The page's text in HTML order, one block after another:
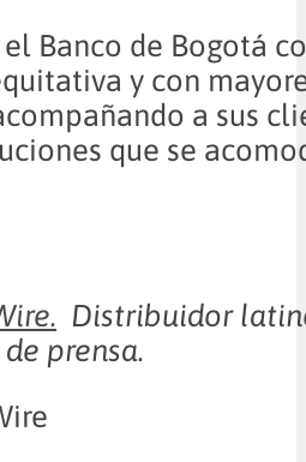
Banco de Bogotá
y con
a sus
que se
Distribuidor
prensa.